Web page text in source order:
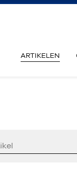
ARTIKELEN